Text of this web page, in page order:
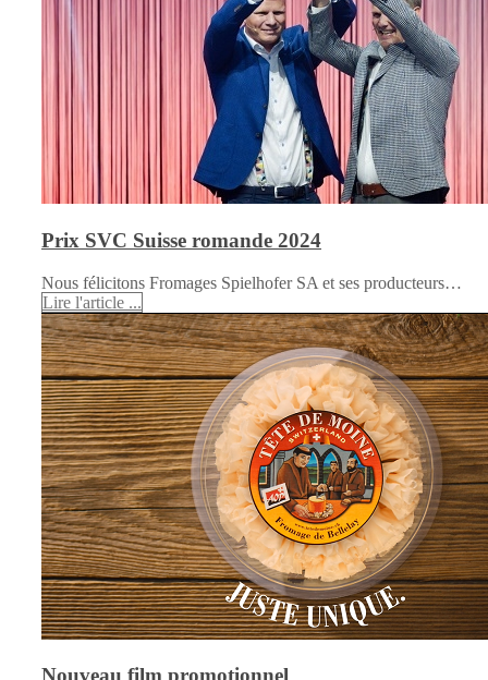
Prix SVC Suisse romande 2024
Nous félicitons Fromages Spielhofer SA et ses producteurs…
Lire l'article ...
Nouveau film promotionnel